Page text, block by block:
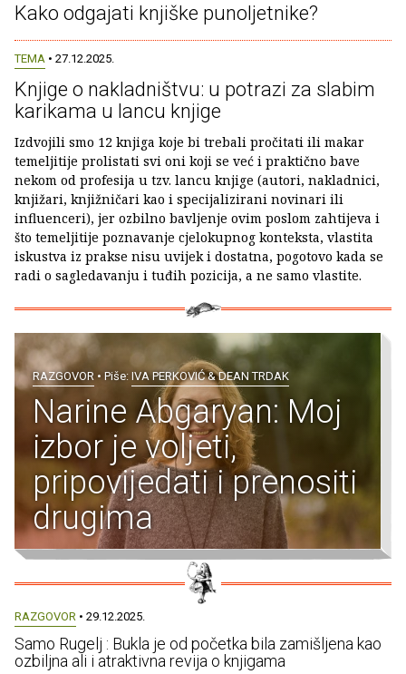
Kako odgajati knjiške punoljetnike?
TEMA • 27.12.2025.
Knjige o nakladništvu: u potrazi za slabim
karikama u lancu knjige
Izdvojili smo 12 knjiga koje bi trebali pročitati ili makar
temeljitije prolistati svi oni koji se već i praktično bave
nekom od profesija u tzv. lancu knjige (autori, nakladnici,
knjižari, knjižničari kao i specijalizirani novinari ili
influenceri), jer ozbilno bavljenje ovim poslom zahtijeva i
što temeljitije poznavanje cjelokupnog konteksta, vlastita
iskustva iz prakse nisu uvijek i dostatna, pogotovo kada se
radi o sagledavanju i tuđih pozicija, a ne samo vlastite.
RAZGOVOR • Piše: IVA PERKOVIĆ & DEAN TRDAK
Narine Abgaryan: Moj
izbor je voljeti,
pripovijedati i prenositi
drugima
RAZGOVOR • 29.12.2025.
Samo Rugelj : Bukla je od početka bila zamišljena kao
ozbiljna ali i atraktivna revija o knjigama